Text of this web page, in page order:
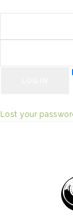
brigády
Lost your